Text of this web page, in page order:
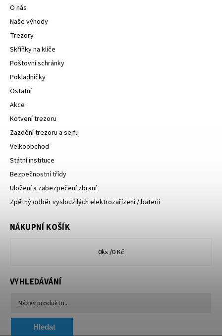
O nás
Naše výhody
Trezory
Skříňky na klíče
Poštovní schránky
Pokladničky
Ostatní
Akce
Kotvení trezoru
Zazdění trezoru a sejfu
Velkoobchod
Státní instituce
Bezpečnostní třídy
Uložení a zabezpečení zbraní
Zpětný odběr vysloužilých elektrozařízení / baterií
NÁKUPNÍ KOŠÍK
0ks /0 Kč
VYHLEDÁVÁNÍ
Hledat